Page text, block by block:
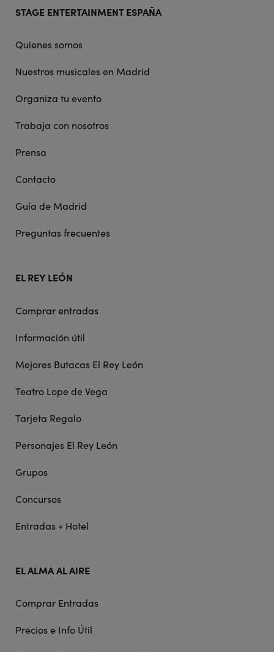
doormat
STAGE ENTERTAINMENT ESPAÑA
Quienes somos
Nuestros musicales en Madrid
Organiza tu evento
Trabaja con nosotros
Prensa
Contacto
Guía de Madrid
Preguntas frecuentes
EL REY LEÓN
Comprar entradas
Información útil
Mejores Butacas El Rey León
Teatro Lope de Vega
Tarjeta Regalo
Personajes El Rey León
Grupos
Concursos
Entradas + Hotel
EL ALMA AL AIRE
Comprar Entradas
Precios e Info Útil